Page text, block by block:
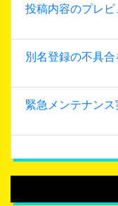
投稿内容のプレ
別名登録の不具